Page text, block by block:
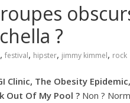
?
, festival, hipster, jimmy kimmel, rock
Clinic, The Obesity
Out Of My Pool ? Non ?